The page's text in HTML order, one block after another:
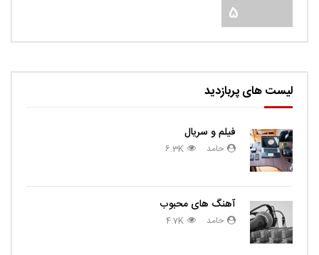
5
لیست های پربازدید
فیلم و سریال
حامد 6.3K
آهنگ های محبوب
حامد 4.7K